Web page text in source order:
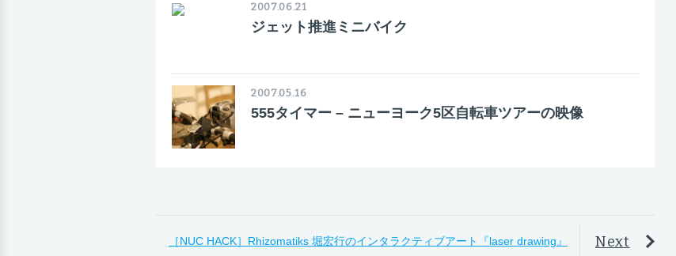
2007.06.21
ジェット推進ミニバイク
2007.05.16
555タイマー – ニューヨーク5区自転車ツアーの映像
［NUC HACK］Rhizomatiks 堀宏行のインタラクティブアート『laser drawing』 Next